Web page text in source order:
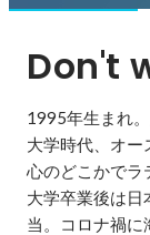
Don't
1995年生まれ
大学時代、オー
心のどこかでラ
大学卒業後は日
当。コロナ禍に